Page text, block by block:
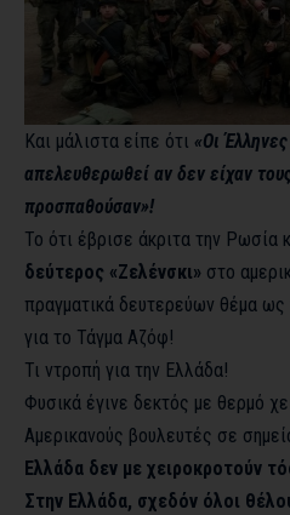
Και μάλιστα είπε ότι «Οι
απελευθερωθεί αν δεν είχαν
προσπαθούσαν»!
Το ότι έβρισε άκριτα την Ρωσία
δεύτερος «Ζελένσκι» στο
πραγματικά δευτερεύων θέμα
για το Τάγμα Αζόφ!
Τι ντροπή για την Ελλάδα!
Φυσικά έγινε δεκτός με θερμό
Αμερικανούς βουλευτές σε
Ελλάδα δεν με χειροκροτούν
Στην Ελλάδα, σχεδόν όλοι